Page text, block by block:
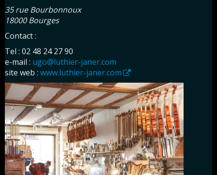
35 rue Bourbonnoux
18000 Bourges
Contact :
Tel : 02 48 24 27 90
e-mail : ugo@luthier-janer.com
site web : www.luthier-janer.com